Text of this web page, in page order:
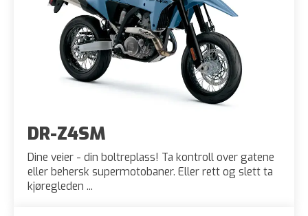
DR-Z4SM
Dine veier - din boltreplass! Ta kontroll over gatene
eller behersk supermotobaner. Eller rett og slett ta
kjøregleden ...